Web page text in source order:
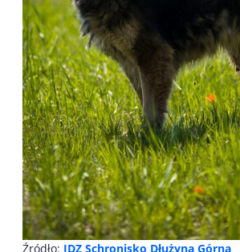
Źródło: IDZ Schronisko Dłużyna Górna